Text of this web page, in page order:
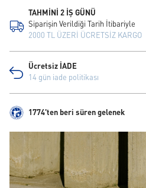
TAHMİNİ 2 İŞ GÜNÜ
Siparişin Verildiği Tarih İtibariyle
2000 TL ÜZERİ ÜCRETSİZ KARGO
Ücretsiz İADE
14 gün iade politikası
1774'ten beri süren gelenek